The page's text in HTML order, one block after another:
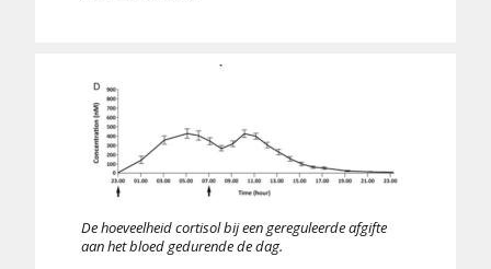
De hoeveelheid cortisol bij een gereguleerde afgifte
aan het bloed gedurende de dag.